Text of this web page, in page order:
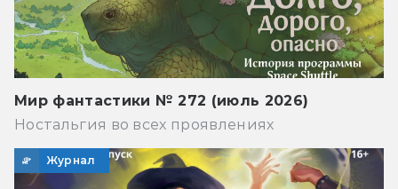
Мир фантастики № 272 (июль 2026)
Ностальгия во всех проявлениях
Журнал